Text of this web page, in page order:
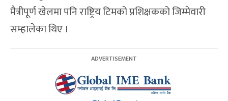
मैत्रीपूर्ण खेलमा पनि राष्ट्रिय टिमको प्रशिक्षकको जिम्मेवारी
सम्हालेका थिए ।